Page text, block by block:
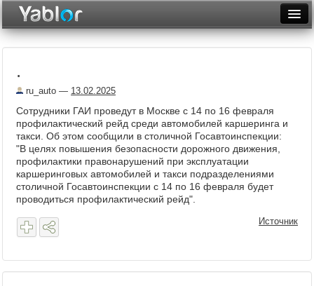
Рейтинги
Архив
Фототоп
.
ru_auto — 13.02.2025
Сотрудники ГАИ проведут в Москве с 14 по 16 февраля
профилактический рейд среди автомобилей каршеринга и
такси. Об этом сообщили в столичной Госавтоинспекции:
"В целях повышения безопасности дорожного движения,
профилактики правонарушений при эксплуатации
каршеринговых автомобилей и такси подразделениями
столичной Госавтоинспекции с 14 по 16 февраля будет
проводиться профилактический рейд".
Источник